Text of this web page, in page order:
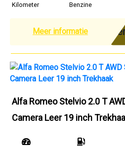
Kilometer
Benzine
Meer informatie
Alfa Romeo Stelvio 2.0 T
Camera Leer 19 inch